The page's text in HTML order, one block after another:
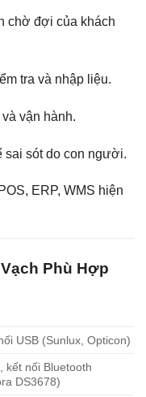
chờ đợi của khách
tra và nhập liệu.
và vận hành.
sai sót do con người.
ERP, WMS hiện
Phù Hợp
USB (Sunlux, Opticon)
kết nối Bluetooth
DS3678)